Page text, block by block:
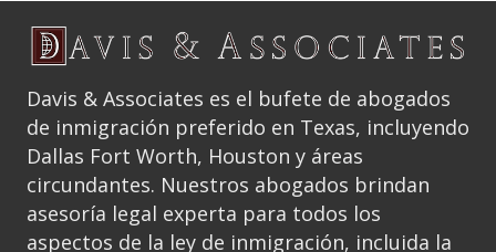
Davis & Associates es el bufete de abogados
de inmigración preferido en Texas, incluyendo
Dallas Fort Worth, Houston y áreas
circundantes. Nuestros abogados brindan
asesoría legal experta para todos los
aspectos de la ley de inmigración, incluida la